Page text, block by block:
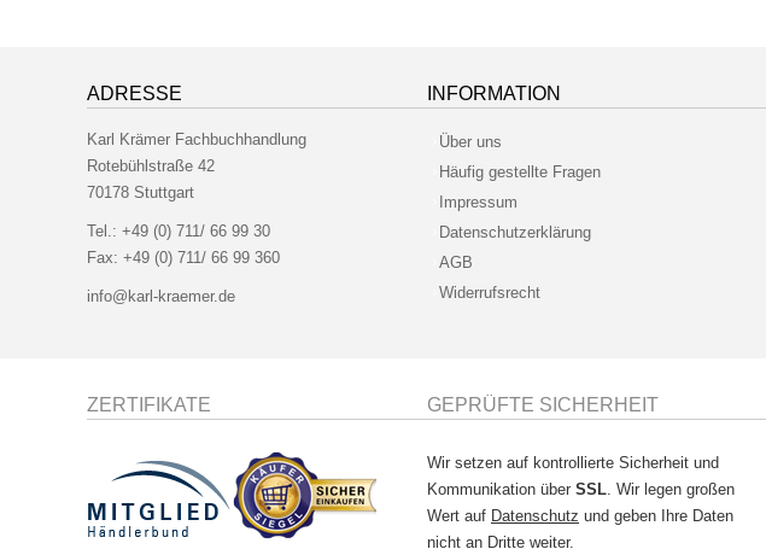
ADRESSE
Karl Krämer Fachbuchhandlung
Rotebühlstraße 42
70178 Stuttgart
Tel.: +49 (0) 711/ 66 99 30
Fax: +49 (0) 711/ 66 99 360
info@karl-kraemer.de
INFORMATION
Über uns
Häufig gestellte Fragen
Impressum
Datenschutzerklärung
AGB
Widerrufsrecht
ZERTIFIKATE GEPRÜFTE SICHERHEIT
Wir setzen auf kontrollierte Sicherheit und
Kommunikation über SSL . Wir legen großen
Wert auf Datenschutz und geben Ihre Daten
nicht an Dritte weiter.